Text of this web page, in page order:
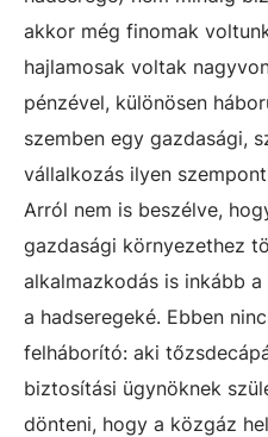
akkor még finomak
hajlamosak voltak
pénzével, különösen
szemben egy gazdasági,
vállalkozás ilyen
Arról nem is beszélve,
gazdasági környezethez
alkalmazkodás is inkább
a hadseregeké. Ebben
felháborító: aki
biztosítási ügynöknek
dönteni, hogy a közgáz